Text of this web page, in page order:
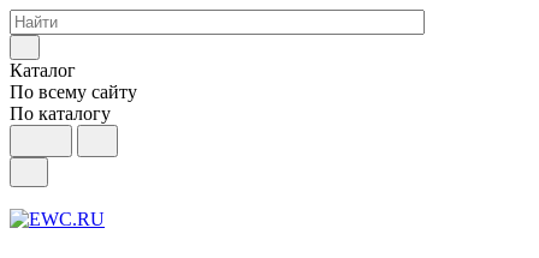
Каталог
По всему сайту
По каталогу